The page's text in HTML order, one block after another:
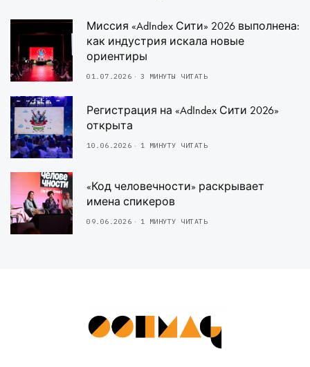
Миссия «AdIndex Сити» 2026 выполнена:
как индустрия искала новые
ориентиры
01.07.2026 3 МИНУТЫ ЧИТАТЬ
Регистрация на «AdIndex Сити 2026»
открыта
10.06.2026 1 МИНУТУ ЧИТАТЬ
«Код человечности» раскрывает
имена спикеров
09.06.2026 1 МИНУТУ ЧИТАТЬ